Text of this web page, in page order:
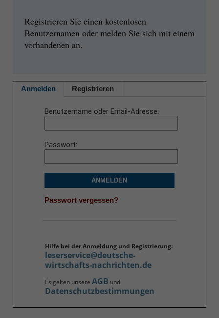
Registrieren Sie einen kostenlosen
Benutzernamen oder melden Sie sich mit einem
vorhandenen an.
Anmelden Registrieren
Benutzername oder Email-Adresse
Passwort
ANMELDEN
Passwort vergessen?
Hilfe bei der Anmeldung und Registrierung:
leserservice@deutsche-
wirtschafts-nachrichten.de
Es gelten unsere AGB und
Datenschutzbestimmungen